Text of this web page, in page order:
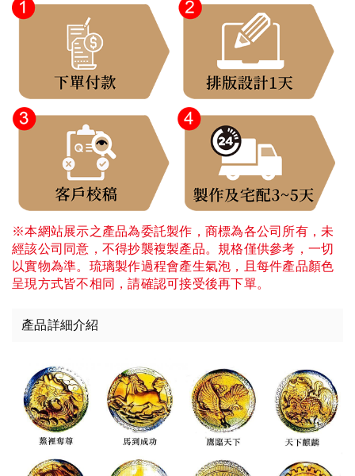
※本網站展示之產品為委託製作，商標為各公司所有，未
經該公司同意，不得抄襲複製產品。規格僅供參考，一切
以實物為準。琉璃製作過程會產生氣泡，且每件產品顏色
呈現方式皆不相同，請確認可接受後再下單。
產品詳細介紹